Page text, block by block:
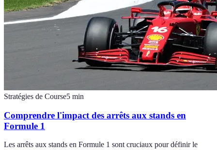
Stratégies de Course5 min
Comprendre l'impact des arrêts aux stands en
Formule 1
Les arrêts aux stands en Formule 1 sont cruciaux pour définir le